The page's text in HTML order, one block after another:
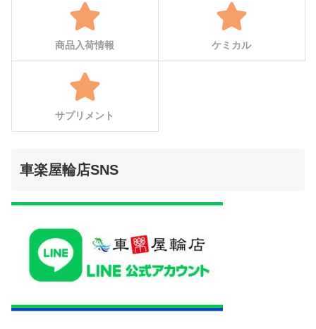
商品入荷情報 ケミカル
サプリメント
車楽屋輪店SNS